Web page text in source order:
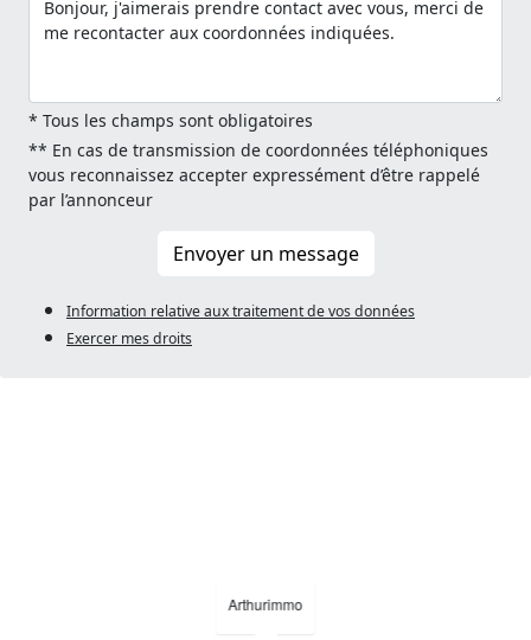
* Tous les champs sont obligatoires
** En cas de transmission de coordonnées téléphoniques
vous reconnaissez accepter expressément d’être rappelé
par l’annonceur
Envoyer un message
Information relative aux traitement de vos données
Exercer mes droits
Arthurimmo